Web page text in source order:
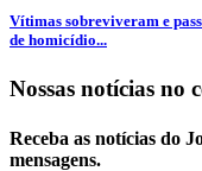
Vítimas sobreviveram e
de homicídio...
Nossas notícias no
Receba as notícias do
mensagens.